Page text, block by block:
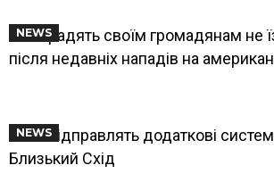
NEWS
США радять своїм громадянам не
після недавніх нападів на
NEWS
США відправлять додаткові
Близький Схід